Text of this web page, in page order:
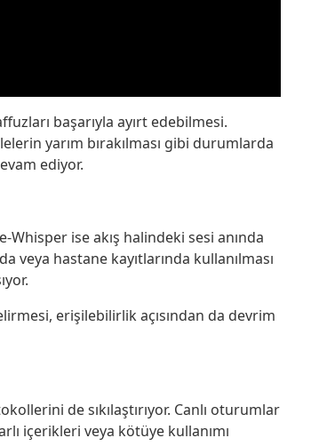
başarıyla ayırt edebilmesi.
yarım bırakılması gibi durumlarda
ediyor.
ise akış halindeki sesi anında
veya hastane kayıtlarında kullanılması
erişilebilirlik açısından da devrim
de sıkılaştırıyor. Canlı oturumlar
içerikleri veya kötüye kullanımı